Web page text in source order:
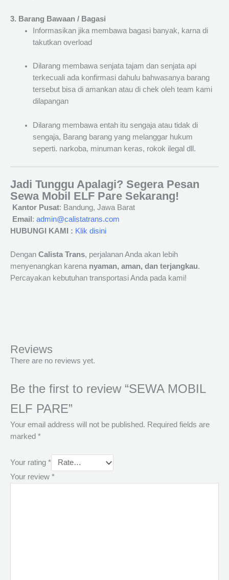
3. Barang Bawaan / Bagasi
Informasikan jika membawa bagasi banyak, karna di
takutkan overload
Dilarang membawa senjata tajam dan senjata api
terkecuali ada konfirmasi dahulu bahwasanya barang
tersebut bisa di amankan atau di chek oleh team kami
dilapangan
Dilarang membawa entah itu sengaja atau tidak di
sengaja, Barang barang yang melanggar hukum
seperti. narkoba, minuman keras, rokok ilegal dll.
Jadi Tunggu Apalagi? Segera Pesan
Sewa Mobil ELF Pare Sekarang!
Kantor Pusat: Bandung, Jawa Barat
Email : admin@calistatrans.com
HUBUNGI KAMI : Klik disini
Dengan Calista Trans, perjalanan Anda akan lebih
menyenangkan karena nyaman, aman, dan terjangkau.
Percayakan kebutuhan transportasi Anda pada kami!
Reviews
There are no reviews yet.
Be the first to review “SEWA MOBIL
ELF PARE”
Your email address will not be published. Required fields are
marked *
Your rating *
Your review *